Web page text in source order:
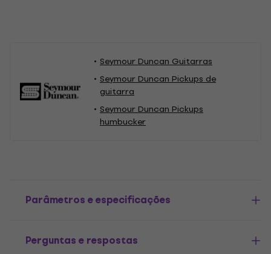
Seymour Duncan Guitarras
Seymour Duncan Pickups de
guitarra
Seymour Duncan Pickups
humbucker
Parâmetros e especificações
Perguntas e respostas